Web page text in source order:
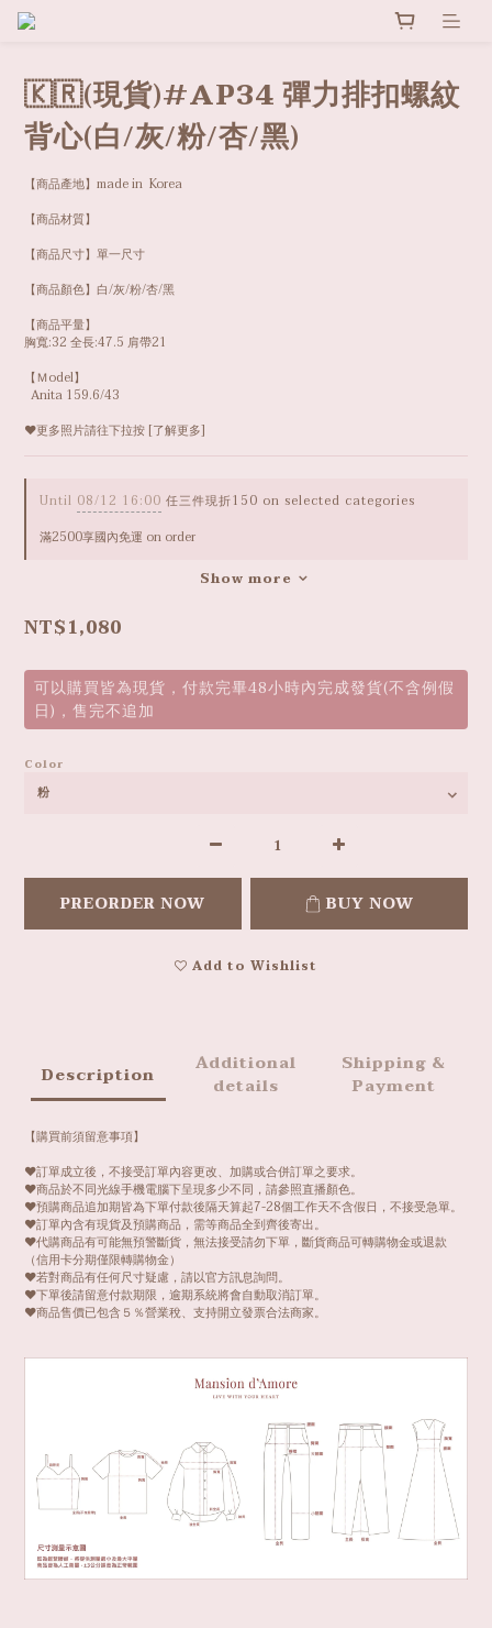
🇰🇷(現貨)#AP34 彈力排扣螺紋
背心(白/灰/粉/杏/黑)
【商品產地】made in  Korea
【商品材質】
【商品尺寸】單一尺寸
【商品顏色】白/灰/粉/杏/黑
【商品平量】
胸寬:32 全長:47.5 肩帶21
【Ｍodel】
  Anita 159.6/43
❤️更多照片請往下拉按 [了解更多]
Until 08/12 16:00 任三件現折150 on selected categories
滿2500享國內免運 on order
Show more
NT$1,080
可以購買皆為現貨，付款完畢48小時內完成發貨(不含例假
日)，售完不追加
Color
PREORDER NOW BUY NOW
Add to Wishlist
Description
Additional
details
Shipping &
Payment
【購買前須留意事項】
❤️訂單成立後，不接受訂單內容更改、加購或合併訂單之要求。
❤️商品於不同光線手機電腦下呈現多少不同，請參照直播顏色。
❤️預購商品追加期皆為下單付款後隔天算起7-28個工作天不含假日，不接受急單。
❤️訂單內含有現貨及預購商品，需等商品全到齊後寄出。
❤️代購商品有可能無預警斷貨，無法接受請勿下單，斷貨商品可轉購物金或退款
（信用卡分期僅限轉購物金）
❤️若對商品有任何尺寸疑慮，請以官方訊息詢問。
❤️下單後請留意付款期限，逾期系統將會自動取消訂單。
❤️商品售價已包含５％營業稅、支持開立發票合法商家。